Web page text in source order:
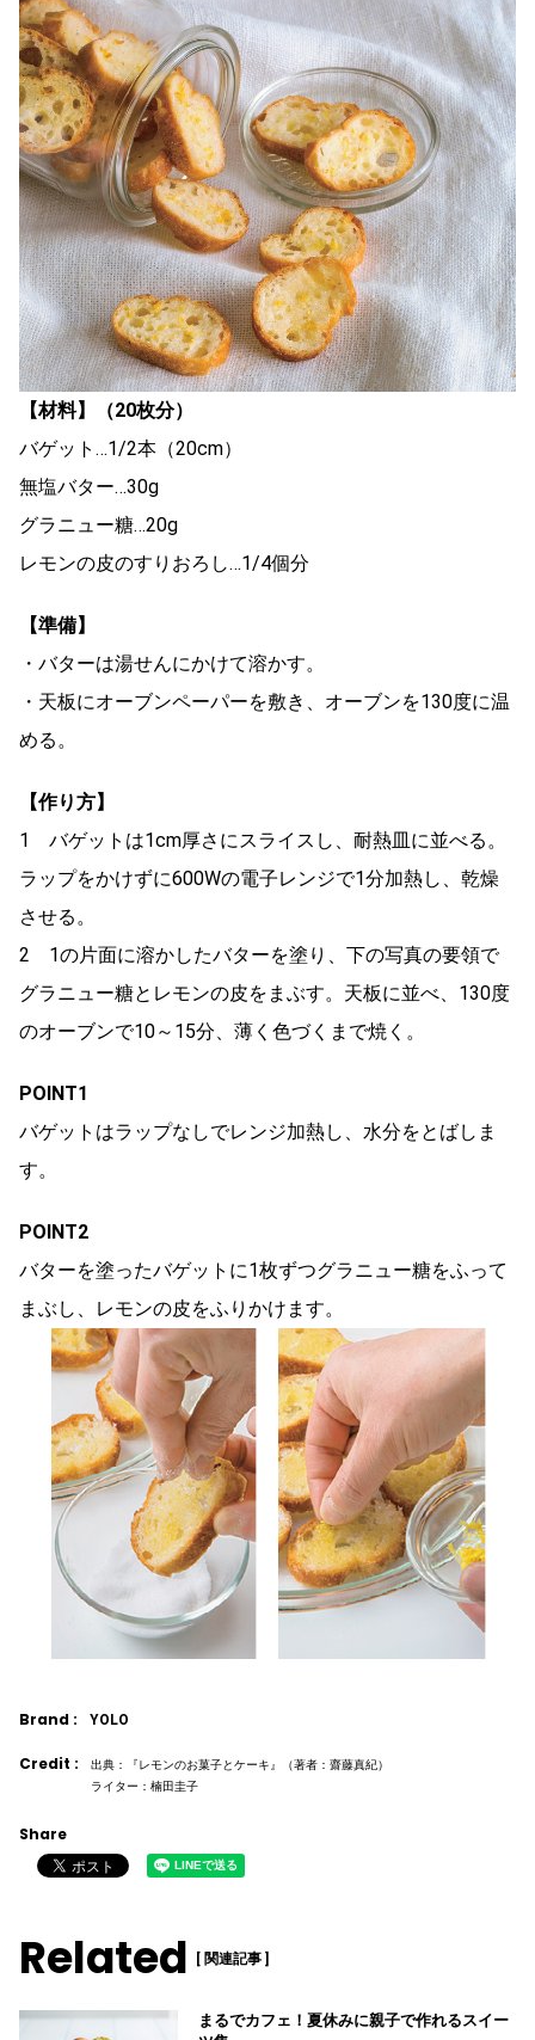
【材料】（20枚分）
バゲット…1/2本（20cm）
無塩バター…30g
グラニュー糖…20g
レモンの皮のすりおろし…1/4個分
【準備】
・バターは湯せんにかけて溶かす。
・天板にオーブンペーパーを敷き、オーブンを130度に温
める。
【作り方】
1 バゲットは1cm厚さにスライスし、耐熱皿に並べる。
ラップをかけずに600Wの電子レンジで1分加熱し、乾燥
させる。
2 1の片面に溶かしたバターを塗り、下の写真の要領で
グラニュー糖とレモンの皮をまぶす。天板に並べ、130度
のオーブンで10～15分、薄く色づくまで焼く。
POINT1
バゲットはラップなしでレンジ加熱し、水分をとばしま
す。
POINT2
バターを塗ったバゲットに1枚ずつグラニュー糖をふって
まぶし、レモンの皮をふりかけます。
Brand : YOLO
Credit :
出典：『レモンのお菓子とケーキ』（著者：齋藤真紀）
ライター：楠田圭子
Share
Related [ 関連記事 ]
まるでカフェ！夏休みに親子で作れるスイー